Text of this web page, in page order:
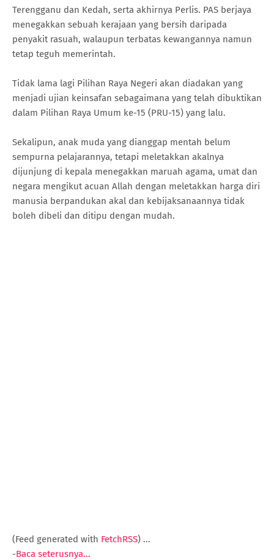
Terengganu dan Kedah, serta akhirnya Perlis. PAS berjaya
menegakkan sebuah kerajaan yang bersih daripada
penyakit rasuah, walaupun terbatas kewangannya namun
tetap teguh memerintah.
Tidak lama lagi Pilihan Raya Negeri akan diadakan yang
menjadi ujian keinsafan sebagaimana yang telah dibuktikan
dalam Pilihan Raya Umum ke-15 (PRU-15) yang lalu.
Sekalipun, anak muda yang dianggap mentah belum
sempurna pelajarannya, tetapi meletakkan akalnya
dijunjung di kepala menegakkan maruah agama, umat dan
negara mengikut acuan Allah dengan meletakkan harga diri
manusia berpandukan akal dan kebijaksanaannya tidak
boleh dibeli dan ditipu dengan mudah.
(Feed generated with FetchRSS) ...
-Baca seterusnya...